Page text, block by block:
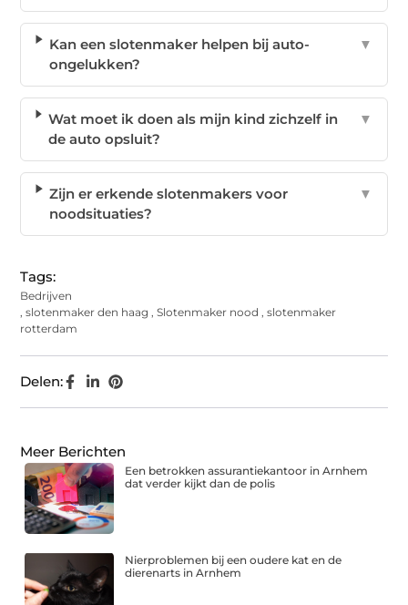
Kan een slotenmaker helpen bij auto-
ongelukken?
▼
Wat moet ik doen als mijn kind zichzelf in
de auto opsluit?
▼
Zijn er erkende slotenmakers voor
noodsituaties?
▼
Tags:
Bedrijven
,slotenmaker den haag ,Slotenmaker nood ,slotenmaker
rotterdam
Delen:
Meer Berichten
Een betrokken assurantiekantoor in Arnhem
dat verder kijkt dan de polis
Nierproblemen bij een oudere kat en de
dierenarts in Arnhem